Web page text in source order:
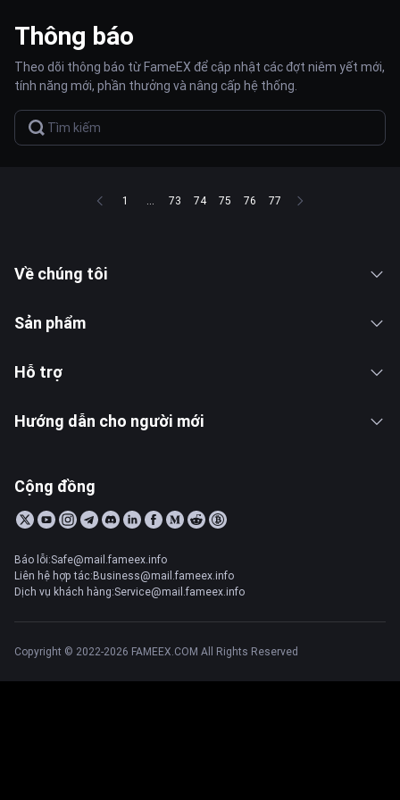
Thông báo
Theo dõi thông báo từ FameEX để cập nhật các đợt niêm yết mới,
tính năng mới, phần thưởng và nâng cấp hệ thống.
1 ... 73 74 75 76 77
Về chúng tôi
Sản phẩm
Hỗ trợ
Hướng dẫn cho người mới
Cộng đồng
Báo lỗi:Safe@mail.fameex.info
Liên hệ hợp tác:Business@mail.fameex.info
Dịch vụ khách hàng:Service@mail.fameex.info
Copyright © 2022-2026 FAMEEX.COM All Rights Reserved